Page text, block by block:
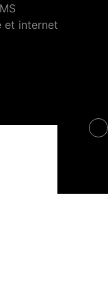
et internet